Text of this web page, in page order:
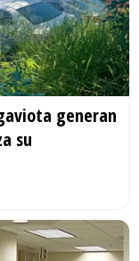
generan
su